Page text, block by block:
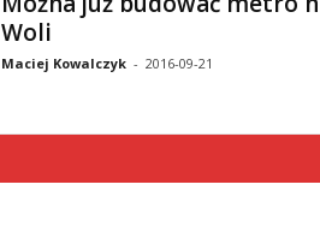
Woli
Maciej Kowalczyk - 2016-09-21